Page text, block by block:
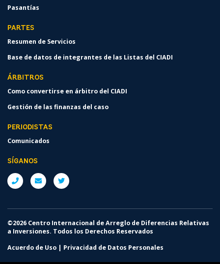
Pasantías
PARTES
Resumen de Servicios
Base de datos de integrantes de las Listas del CIADI
ÁRBITROS
Como convertirse en árbitro del CIADI
Gestión de las finanzas del caso
PERIODISTAS
Comunicados
SÍGANOS
©2026 Centro Internacional de Arreglo de Diferencias Relativas
a Inversiones. Todos los Derechos Reservados
Acuerdo de Uso | Privacidad de Datos Personales